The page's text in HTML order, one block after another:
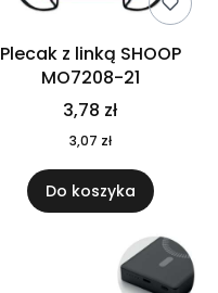
Plecak z linką SHOOP
MO7208-21
3,78 zł
3,07 zł
Do koszyka